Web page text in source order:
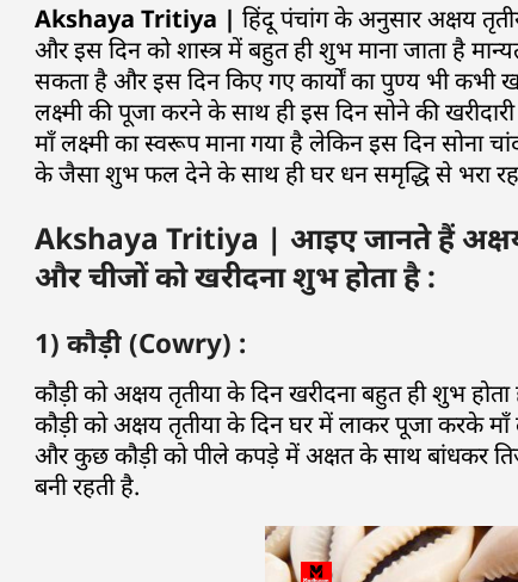
Akshaya Tritiya | हिंदू पंचांग के अनुसार अक्षय
और इस दिन को शास्त्र में बहुत ही शुभ माना जाता है
सकता है और इस दिन किए गए कार्यों का पुण्य भी कभी
लक्ष्मी की पूजा करने के साथ ही इस दिन सोने की
माँ लक्ष्मी का स्वरूप माना गया है लेकिन इस दिन
के जैसा शुभ फल देने के साथ ही घर धन समृद्धि से भरा
Akshaya Tritiya | आइए जानते हैं अक्षय
और चीजों को खरीदना शुभ होता है :
1) कौड़ी (Cowry) :
कौड़ी को अक्षय तृतीया के दिन खरीदना बहुत ही शुभ होता
कौड़ी को अक्षय तृतीया के दिन घर में लाकर पूजा करके
और कुछ कौड़ी को पीले कपड़े में अक्षत के साथ बांधकर
बनी रहती है.